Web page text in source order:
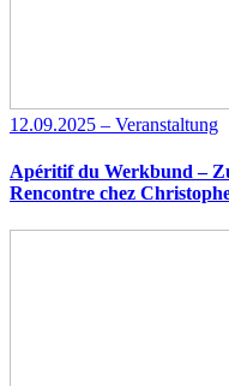
12.09.2025 – Veranstaltung
Apéritif du Werkbund –
Rencontre chez